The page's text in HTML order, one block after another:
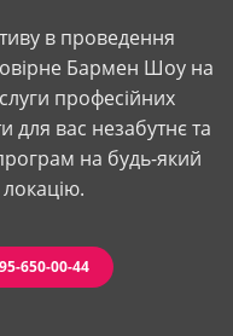
в проведення
Бармен Шоу на
професійних
для вас незабутнє та
на будь-який
650-00-44